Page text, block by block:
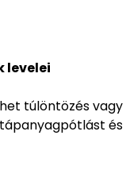
levelei
túlöntözés vagy
és